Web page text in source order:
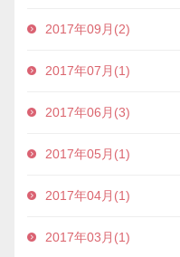
2017年09月(2)
2017年07月(1)
2017年06月(3)
2017年05月(1)
2017年04月(1)
2017年03月(1)